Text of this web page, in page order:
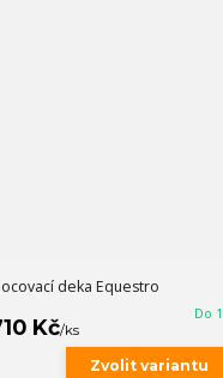
deka Equestro
Kč/ks
Do
Zvolit variantu